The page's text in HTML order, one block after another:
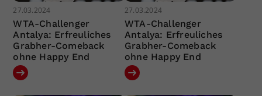
27.03.2024
WTA-Challenger
Antalya: Erfreuliches
Grabher-Comeback
ohne Happy End
27.03.2024
WTA-Challenger
Antalya: Erfreuliches
Grabher-Comeback
ohne Happy End